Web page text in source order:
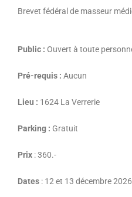
Brevet fédéral de masseur
Public : Ouvert à toute
Pré-requis : Aucun
Lieu : 1624 La Verrerie
Parking : Gratuit
Prix : 360.-
Dates : 12 et 13 décembre 2026